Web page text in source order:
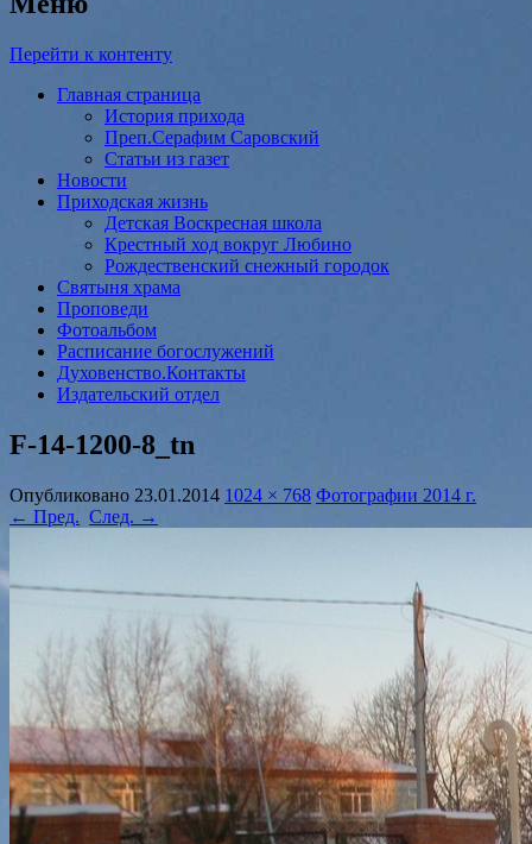
Перейти к контенту
Главная страница
История прихода
Преп.Серафим Саровский
Статьи из газет
Новости
Приходская жизнь
Детская Воскресная школа
Крестный ход вокруг Любино
Рождественский снежный городок
Святыня храма
Проповеди
Фотоальбом
Расписание богослужений
Духовенство.Контакты
Издательский отдел
F-14-1200-8_tn
Опубликовано 23.01.2014 1024 × 768 Фотографии 2014 г.
← Пред. След. →